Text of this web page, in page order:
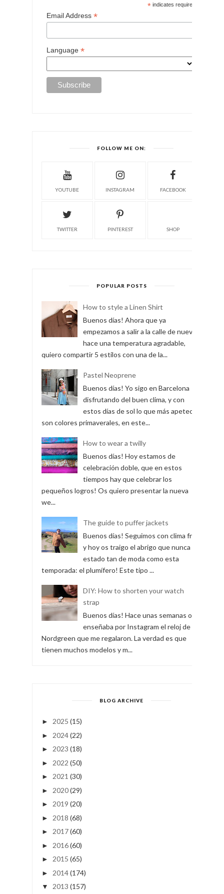
*indicates required
Email Address *
Language *
FOLLOW ME ON:
YOUTUBE INSTAGRAM FACEBOOK
TWITTER PINTEREST SHOP
POPULAR POSTS
How to style a Linen Shirt
Buenos días! Ahora que ya
empezamos a salir a la calle de nuevo y
hace una temperatura agradable,
quiero compartir 5 estilos con una de la...
Pastel Neoprene
Buenos días! Yo sigo en Barcelona
disfrutando del buen clima, y con
estos días de sol lo que más apetece
son colores primaverales, en este...
How to wear a twilly
Buenos días! Hoy estamos de
celebración doble, que en estos
tiempos hay que celebrar los
pequeños logros! Os quiero presentar la nueva
we...
The guide to puffer jackets
Buenos días! Seguimos con clima frío
y hoy os traigo el abrigo que nunca ha
estado tan de moda como esta
temporada: el plumífero! Este tipo ...
DIY: How to shorten your watch
strap
Buenos días! Hace unas semanas os
enseñaba por Instagram el reloj de
Nordgreen que me regalaron. La verdad es que
tienen muchos modelos y m...
BLOG ARCHIVE
► 2025 (15)
► 2024(22)
► 2023 (18)
► 2022 (50)
► 2021 (30)
► 2020(29)
► 2019 (20)
► 2018 (68)
► 2017(60)
► 2016(60)
► 2015 (65)
► 2014(174)
▼ 2013 (157)